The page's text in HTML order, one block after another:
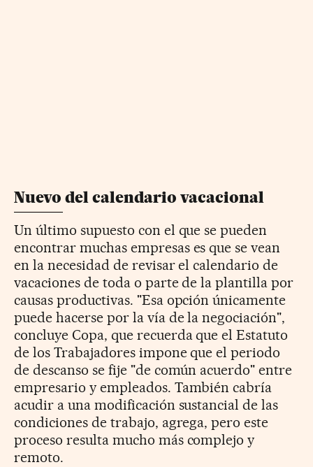
Nuevo del calendario vacacional
Un último supuesto con el que se pueden
encontrar muchas empresas es que se vean
en la necesidad de revisar el calendario de
vacaciones de toda o parte de la plantilla por
causas productivas. "Esa opción únicamente
puede hacerse por la vía de la negociación",
concluye Copa, que recuerda que el Estatuto
de los Trabajadores impone que el periodo
de descanso se fije "de común acuerdo" entre
empresario y empleados. También cabría
acudir a una modificación sustancial de las
condiciones de trabajo, agrega, pero este
proceso resulta mucho más complejo y
remoto.